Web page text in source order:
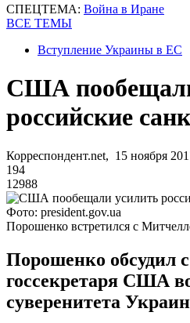
СПЕЦТЕМА: Война в Иране
ВСЕ ТЕМЫ
Вступление Украины в ЕС
США
российские
Корреспондент.net, 15 ноября
194
12988
Фото: president.gov.ua
Порошенко встретился с
Порошенко обсудил
госсекретаря США
суверенитета